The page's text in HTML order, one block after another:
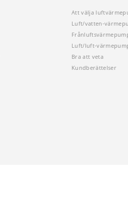
Att välja
Luft/vatten-
Luft/luft-
Bra att veta
Kundberättelser